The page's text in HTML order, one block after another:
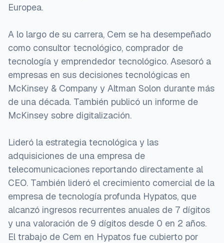
Europea.
A lo largo de su carrera, Cem se ha desempeñado
como consultor tecnológico, comprador de
tecnología y emprendedor tecnológico. Asesoró a
empresas en sus decisiones tecnológicas en
McKinsey & Company y Altman Solon durante más
de una década. También publicó un informe de
McKinsey sobre digitalización.
Lideró la estrategia tecnológica y las
adquisiciones de una empresa de
telecomunicaciones reportando directamente al
CEO. También lideró el crecimiento comercial de la
empresa de tecnología profunda Hypatos, que
alcanzó ingresos recurrentes anuales de 7 dígitos
y una valoración de 9 dígitos desde 0 en 2 años.
El trabajo de Cem en Hypatos fue cubierto por